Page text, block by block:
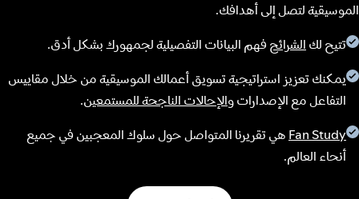
الموسيقية لتصل إلى أهدافك.
تتيح لك الشرائح فهم البيانات التفصيلية لجمهورك بشكل أدق.
يمكنك تعزيز استراتيجية تسويق أعمالك الموسيقية من خلال مقاييس
التفاعل مع الإصدارات والإحالات الناجحة للمستمعين.
Fan Study هي تقريرنا المتواصل حول سلوك المعجبين في جميع
أنحاء العالم.